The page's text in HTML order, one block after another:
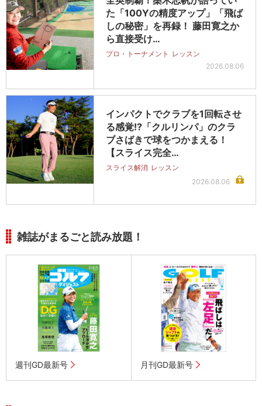
た「100Yの精度アップ」「飛ば
しの秘密」を再録！ 藤田寛之か
ら直接受け…
プロ・トーナメント レッスン
2026.08.06
インパクトでクラブを1回転させ
る感覚!?「クルリンパ」のクラ
ブさばきで球をつかまえる！
【スライス完全…
スライス解消 レッスン
2026.08.06
雑誌がまるごと読み放題！
週刊GD最新号 月刊GD最新号